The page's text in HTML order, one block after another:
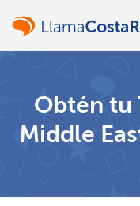
¿Ya tienes
Obtén tu
Middle